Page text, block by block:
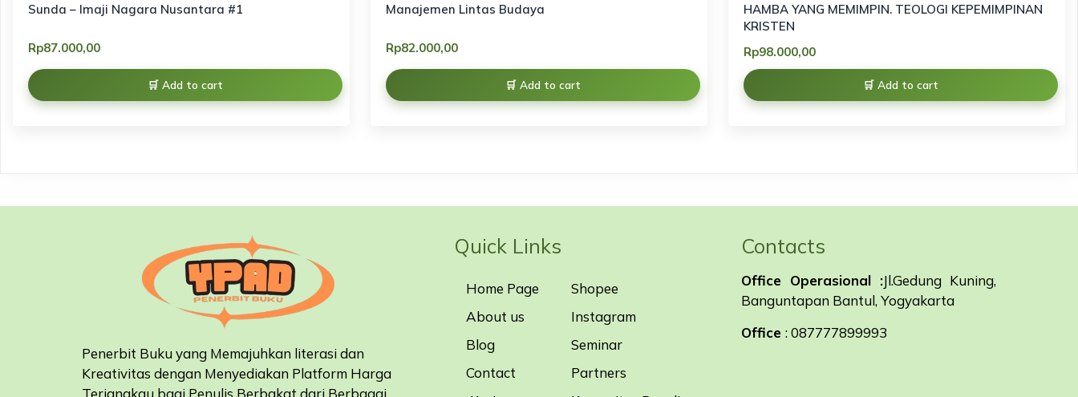
Sunda – Imaji Nagara Nusantara #1
Rp87.000,00
Add to cart
Manajemen Lintas Budaya
Rp82.000,00
Add to cart
HAMBA YANG MEMIMPIN. TEOLOGI KEPEMIMPINAN
KRISTEN
Rp98.000,00
Add to cart
Penerbit Buku yang Memajuhkan literasi dan
Kreativitas dengan Menyediakan Platform Harga
Terjangkau bagi Penulis Berbakat dari Berbagai
Quick Links
Home Page
About us
Blog
Contact
Shopee
Instagram
Seminar
Partners
Contacts
Office Operasional :Jl.Gedung Kuning,
Banguntapan Bantul, Yogyakarta
Office: 087777899993